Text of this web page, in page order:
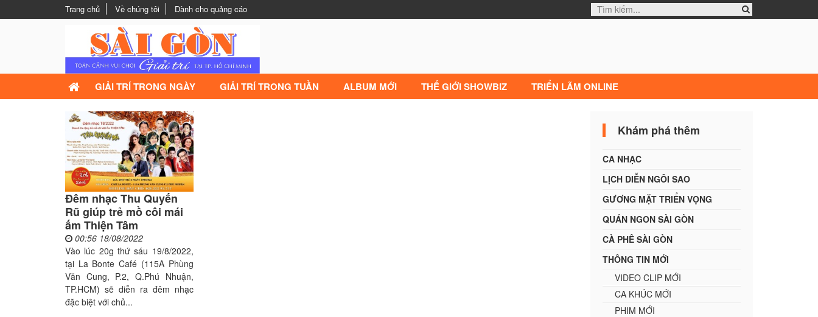
Trang chủ Về chúng tôi Dành cho quảng cáo
GIẢI TRÍ TRONG NGÀY GIẢI TRÍ TRONG TUẦN ALBUM MỚI THẾ GIỚI SHOWBIZ TRIỂN LÃM ONLINE
Đêm nhạc Thu Quyến
Rũ giúp trẻ mồ côi mái
ấm Thiện Tâm
00:56 18/08/2022
Vào lúc 20g thứ sáu 19/8/2022,
tại La Bonte Café (115A Phùng
Văn Cung, P.2, Q.Phú Nhuận,
TP.HCM) sẽ diễn ra đêm nhạc
đặc biệt với chủ...
Khám phá thêm
CA NHẠC
LỊCH DIỄN NGÔI SAO
GƯƠNG MẶT TRIỂN VỌNG
QUÁN NGON SÀI GÒN
CÀ PHÊ SÀI GÒN
THÔNG TIN MỚI
VIDEO CLIP MỚI
CA KHÚC MỚI
PHIM MỚI